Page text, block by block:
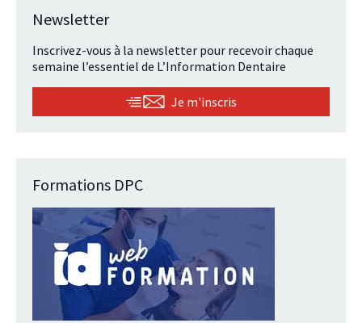
Newsletter
Inscrivez-vous à la newsletter pour recevoir chaque
semaine l’essentiel de L’Information Dentaire
Je m'inscris
Formations DPC